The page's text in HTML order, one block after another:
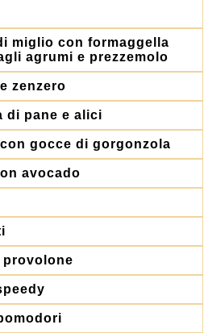
miglio con formaggella
agrumi e prezzemolo
zenzero
di pane e alici
gocce di gorgonzola
avocado
provolone